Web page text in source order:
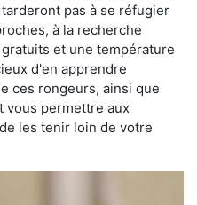
pas à se réfugier
à la recherche
et une température
d'en apprendre
ces rongeurs, ainsi que
vous permettre aux
les tenir loin de votre